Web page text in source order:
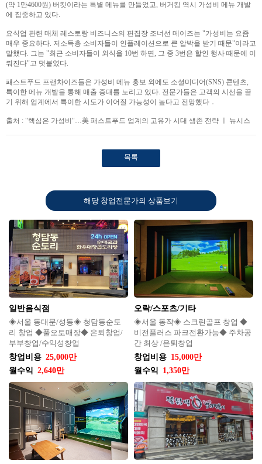
(약 1만4600원) 버킷이라는 특별 메뉴를 만들었고, 버거킹 역시 가성비 메뉴 개발
에 집중하고 있다.
요식업 관련 매체 레스토랑 비즈니스의 편집장 조너선 메이즈는 "가성비는 요즘
매우 중요하다. 저소득층 소비자들이 인플레이션으로 큰 압박을 받기 때문"이라고
말했다. 그는 "최근 소비자들이 외식을 10번 하면, 그 중 3번은 할인 행사 때문에 이
뤄진다"고 덧붙였다.
패스트푸드 프랜차이즈들은 가성비 메뉴 홍보 외에도 소셜미디어(SNS) 콘텐츠,
특이한 메뉴 개발을 통해 매출 증대를 노리고 있다. 전문가들은 고객의 시선을 끌
기 위해 업계에서 특이한 시도가 이어질 가능성이 높다고 전망했다．
출처 : "핵심은 가성비"…美 패스트푸드 업계의 고유가 시대 생존 전략 ㅣ 뉴시스
목록
해당 창업전문가의 상품보기
일반음식점
◈서울 동대문/성동◈ 청담동순도
리 창업 ◆풀오토매장◆ 은퇴창업/
부부창업/수익성창업
창업비용 25,000만
월수익 2,640만
오락/스포츠/기타
◈서울 동작◈ 스크린골프 창업 ◆
비전플러스 파크전환가능◆ 주차공
간 최상 /은퇴창업
창업비용 15,000만
월수익
1,350만